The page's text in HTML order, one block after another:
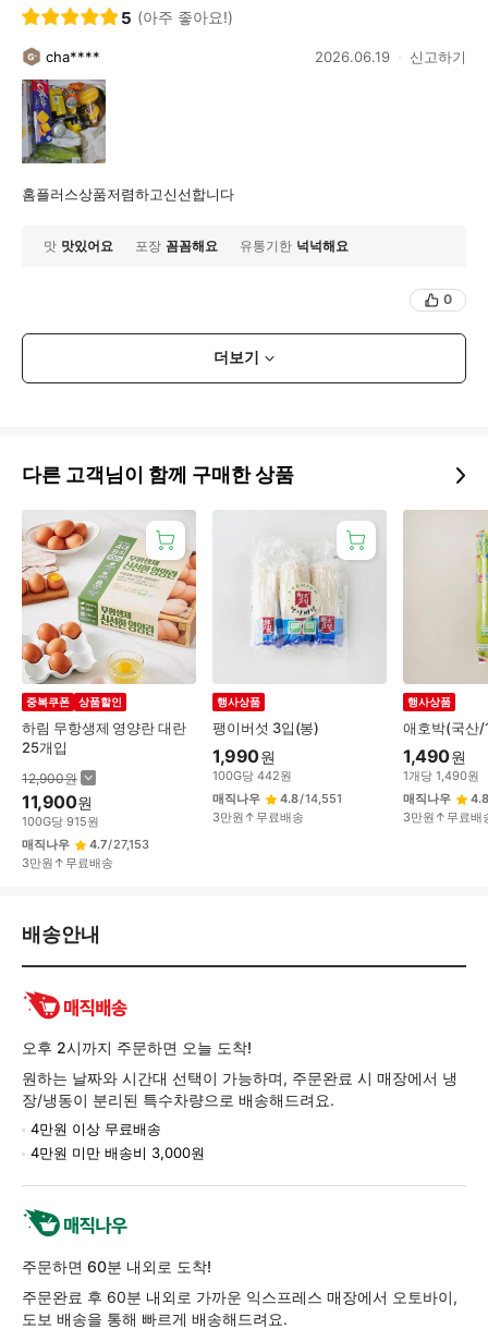
5 (아주 좋아요!)
cha**** 2026.06.19 신고하기
홈플러스상품저렴하고신선합니다
맛 맛있어요 포장 꼼꼼해요 유통기한 넉넉해요
0
더보기
다른 고객님이 함께 구매한 상품
하림 무항생제 영양란 대란
25개입
중복쿠폰 상품할인
12,900원
11,900원
100G당 915원
매직나우
4.7/27,153
3만원↑무료배송
팽이버섯 3입(봉)
행사상품
1,990원
100G당 442원
매직나우
4.8/14,551
3만원↑무료배송
애호박(국산/
행사상품
1,490원
1개당 1,490원
매직나우
4.8
3만원↑무료배
배
교
환/
반
품
정
보
배송안내
오후 2시까지 주문하면 오늘 도착!
원하는 날짜와 시간대 선택이 가능하며, 주문완료 시 매장에서 냉
장/냉동이 분리된 특수차량으로 배송해드려요.
4만원 이상 무료배송
4만원 미만 배송비 3,000원
주문하면 60분 내외로 도착!
주문완료 후 60분 내외로 가까운 익스프레스 매장에서 오토바이,
도보 배송을 통해 빠르게 배송해드려요.